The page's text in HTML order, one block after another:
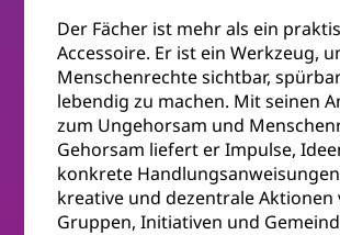
Der Fächer ist mehr als ein
Accessoire. Er ist ein Werkzeug,
Menschenrechte sichtbar,
lebendig zu machen. Mit seinen
zum Ungehorsam und
Gehorsam liefert er Impulse,
konkrete
kreative und dezentrale Aktionen
Gruppen, Initiativen und